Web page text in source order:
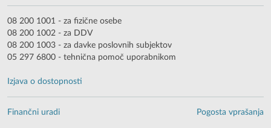
08 200 1001 - za fizične osebe
08 200 1002 - za DDV
08 200 1003 - za davke poslovnih subjektov
05 297 6800 - tehnična pomoč uporabnikom
Izjava o dostopnosti
Finančni uradi Pogosta vprašanja